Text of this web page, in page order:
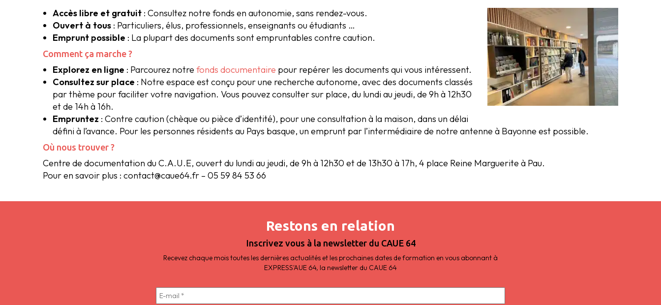
Accès libre et gratuit : Consultez notre fonds en autonomie, sans rendez-vous.
Ouvert à tous : Particuliers, élus, professionnels, enseignants ou étudiants …
Emprunt possible : La plupart des documents sont empruntables contre caution.
Comment ça marche ?
Explorez en ligne : Parcourez notre fonds documentaire pour repérer les documents qui vous intéressent.
Consultez sur place : Notre espace est conçu pour une recherche autonome, avec des documents classés
par thème pour faciliter votre navigation. Vous pouvez consulter sur place, du lundi au jeudi, de 9h à 12h30
et de 14h à 16h.
Empruntez : Contre caution (chèque ou pièce d’identité), pour une consultation à la maison, dans un délai
défini à l’avance. Pour les personnes résidents au Pays basque, un emprunt par l’intermédiaire de notre antenne à Bayonne est possible.
Où nous trouver ?
Centre de documentation du C.A.U.E, ouvert du lundi au jeudi, de 9h à 12h30 et de 13h30 à 17h, 4 place Reine Marguerite à Pau.
Pour en savoir plus : contact@caue64.fr – 05 59 84 53 66
Restons en relation
Inscrivez vous à la newsletter du CAUE 64
Recevez chaque mois toutes les dernières actualités et les prochaines dates de formation en vous abonnant à
EXPRESS'AUE 64, la newsletter du CAUE 64